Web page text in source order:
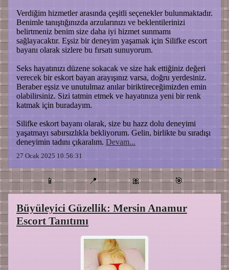
Verdiğim hizmetler arasında çeşitli seçenekler bulunmaktadır.
Benimle tanıştığınızda arzularınızı ve beklentilerinizi
belirtmeniz benim size daha iyi hizmet sunmamı
sağlayacaktır. Eşsiz bir deneyim yaşamak için Silifke escort
bayanı olarak sizlere bu fırsatı sunuyorum.
Seks hayatınızı düzene sokacak ve size hak ettiğiniz değeri
verecek bir eskort bayan arayışınız varsa, doğru yerdesiniz.
Beraber eşsiz ve unutulmaz anılar biriktireceğimizden emin
olabilirsiniz. Sizi tatmin etmek ve hayatınıza yeni bir renk
katmak için buradayım.
Silifke eskort bayanı olarak, size bu hazz dolu deneyimi
yaşatmayı sabırsızlıkla bekliyorum. Gelin, birlikte bu sıradışı
deneyimin tadını çıkaralım. Devam...
27 Ocak 2025 10:56:31
📱 📍 🎀 🎯
Büyüleyici Güzellik: Mersin Anamur
Escort Tanıtımı